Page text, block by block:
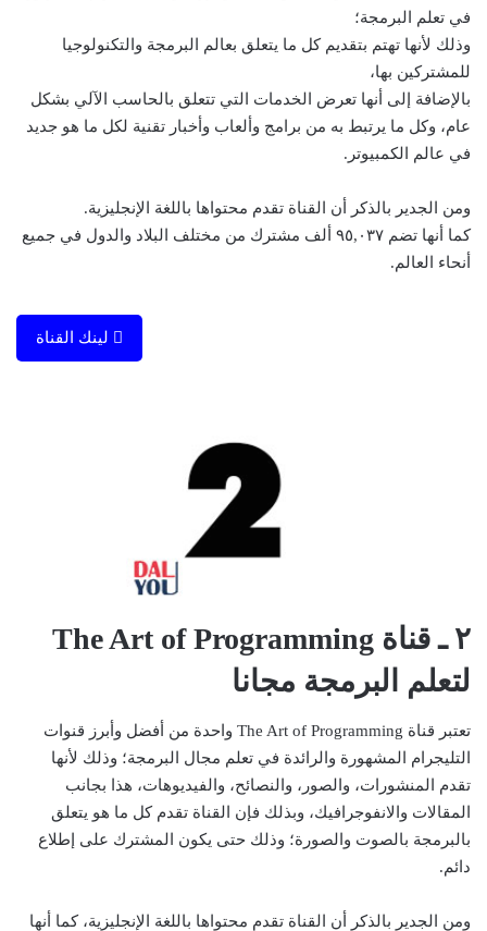
في تعلم البرمجة؛
وذلك لأنها تهتم بتقديم كل ما يتعلق بعالم البرمجة والتكنولوجيا
للمشتركين بها،
بالإضافة إلى أنها تعرض الخدمات التي تتعلق بالحاسب الآلي بشكل
عام، وكل ما يرتبط به من برامج وألعاب وأخبار تقنية لكل ما هو جديد
في عالم الكمبيوتر.
ومن الجدير بالذكر أن القناة تقدم محتواها باللغة الإنجليزية.
كما أنها تضم ٩٥,٠٣٧ ألف مشترك من مختلف البلاد والدول في جميع
أنحاء العالم.
لينك القناة
٢ ـ قناة The Art of Programming
لتعلم البرمجة مجانا
تعتبر قناة The Art of Programming واحدة من أفضل وأبرز قنوات
التليجرام المشهورة والرائدة في تعلم مجال البرمجة؛ وذلك لأنها
تقدم المنشورات، والصور، والنصائح، والفيديوهات، هذا بجانب
المقالات والانفوجرافيك، وبذلك فإن القناة تقدم كل ما هو يتعلق
بالبرمجة بالصوت والصورة؛ وذلك حتى يكون المشترك على إطلاع
دائم.
ومن الجدير بالذكر أن القناة تقدم محتواها باللغة الإنجليزية، كما أنها